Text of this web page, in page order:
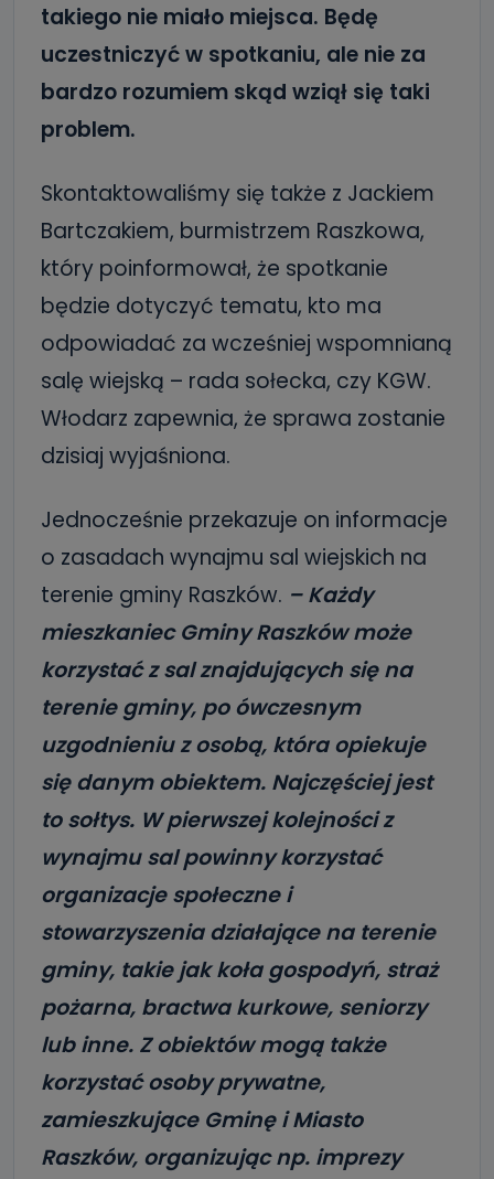
takiego nie miało miejsca. Będę
uczestniczyć w spotkaniu, ale nie za
bardzo rozumiem skąd wziął się taki
problem.
Skontaktowaliśmy się także z Jackiem
Bartczakiem, burmistrzem Raszkowa,
który poinformował, że spotkanie
będzie dotyczyć tematu, kto ma
odpowiadać za wcześniej wspomnianą
salę wiejską – rada sołecka, czy KGW.
Włodarz zapewnia, że sprawa zostanie
dzisiaj wyjaśniona.
Jednocześnie przekazuje on informacje
o zasadach wynajmu sal wiejskich na
terenie gminy Raszków. – Każdy
mieszkaniec Gminy Raszków może
korzystać z sal znajdujących się na
terenie gminy, po ówczesnym
uzgodnieniu z osobą, która opiekuje
się danym obiektem. Najczęściej jest
to sołtys. W pierwszej kolejności z
wynajmu sal powinny korzystać
organizacje społeczne i
stowarzyszenia działające na terenie
gminy, takie jak koła gospodyń, straż
pożarna, bractwa kurkowe, seniorzy
lub inne. Z obiektów mogą także
korzystać osoby prywatne,
zamieszkujące Gminę i Miasto
Raszków, organizując np. imprezy